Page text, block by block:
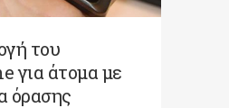
του
για άτομα με
όρασης